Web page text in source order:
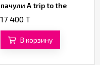
пачули A trip to the
Athens «Petits Joujoux»
17 400 T
В корзину